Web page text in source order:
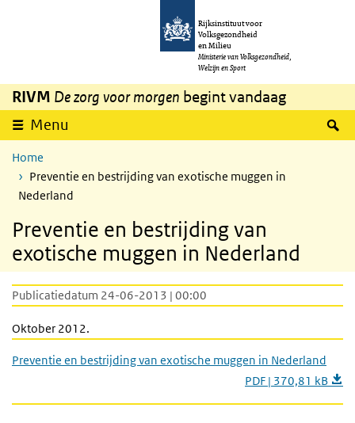
Overslaan en naar de inhoud gaan
Rijksinstituut voor
Volksgezondheid
en Milieu
Ministerie van Volksgezondheid,
Welzijn en Sport
RIVM De zorg voor morgen begint vandaag
Menu
Home
Preventie en bestrijding van exotische muggen in
Nederland
Preventie en bestrijding van
exotische muggen in Nederland
Publicatiedatum 24-06-2013 | 00:00
Oktober 2012.
Preventie en bestrijding van exotische muggen in Nederland
PDF | 370,81 kB